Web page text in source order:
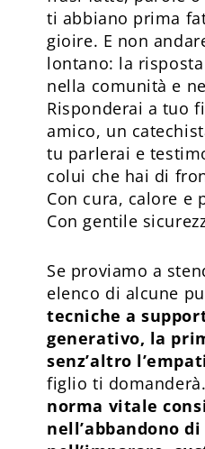
ti abbiano prima
gioire. E non
lontano: la
nella comunità e
Risponderai a tuo
amico, un
tu parlerai e
colui che hai di
Con cura, calore e
Con gentile
Se proviamo a
elenco di alcune
tecniche a
generativo, la
senz’altro
figlio ti
norma vitale
nell’abbandono